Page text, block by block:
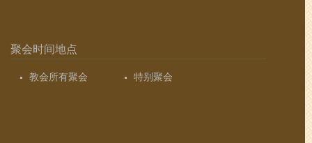
聚会时间地点
教会所有聚会 特别聚会